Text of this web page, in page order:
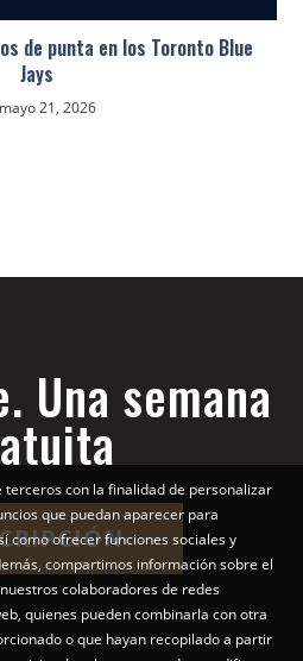
de punta en los Toronto Blue
Jays
mayo 21, 2026
Una semana
terceros con la finalidad de personalizar
que puedan aparecer para
como ofrecer funciones sociales y
compartimos información sobre el
colaboradores de redes
quienes pueden combinarla con otra
o que hayan recopilado a partir